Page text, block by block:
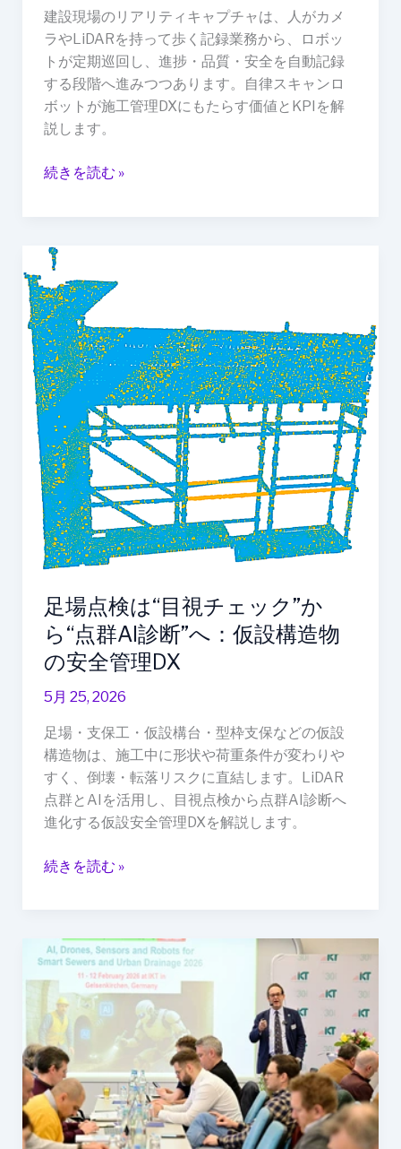
建設現場のリアリティキャプチャは、人がカメ
ラやLiDARを持って歩く記録業務から、ロボッ
トが定期巡回し、進捗・品質・安全を自動記録
する段階へ進みつつあります。自律スキャンロ
ボットが施工管理DXにもたらす価値とKPIを解
説します。
巡
回
す
る”へ：
自
律
キ
ボ
ト
の
施
工
管
理
DX
続きを読む »
足場点検は“目視チェック”か
ら“点群AI診断”へ：仮設構造物
の安全管理DX
5月 25, 2026
足場・支保工・仮設構台・型枠支保などの仮設
構造物は、施工中に形状や荷重条件が変わりや
すく、倒壊・転落リスクに直結します。LiDAR
点群とAIを活用し、目視点検から点群AI診断へ
進化する仮設安全管理DXを解説します。
足
点
検
は“目
視
チ
ェ
ッ
ク”か
ら“点
群
AI
診
断”へ：
設
構
造
の
安
全
管
理
DX
続きを読む »
地
イ
ン
ラ
点
検
は“人